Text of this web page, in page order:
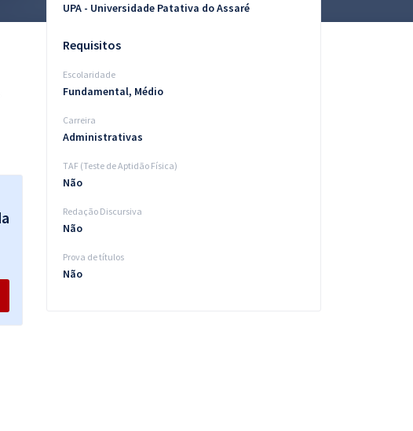
UPA - Universidade Patativa do Assaré
Requisitos
Escolaridade
Fundamental, Médio
Carreira
Administrativas
TAF (Teste de Aptidão Física)
Não
Redação Discursiva
Não
Prova de títulos
Não